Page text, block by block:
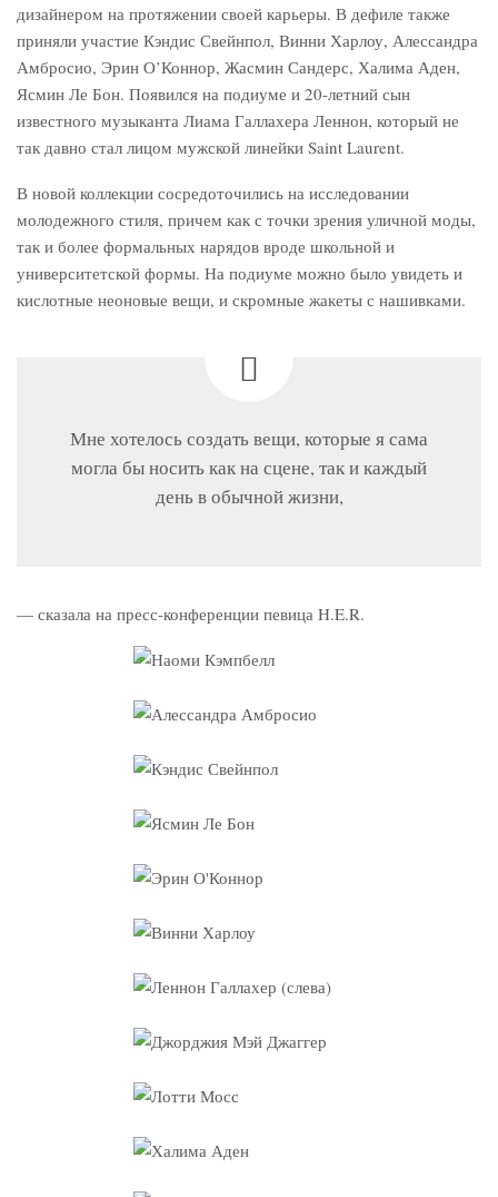
дизайнером на протяжении своей карьеры. В дефиле также
приняли участие Кэндис Свейнпол, Винни Харлоу, Алессандра
Амбросио, Эрин О’Коннор, Жасмин Сандерс, Халима Аден,
Ясмин Ле Бон. Появился на подиуме и 20-летний сын
известного музыканта Лиама Галлахера Леннон, который не
так давно стал лицом мужской линейки Saint Laurent.
В новой коллекции сосредоточились на исследовании
молодежного стиля, причем как с точки зрения уличной моды,
так и более формальных нарядов вроде школьной и
университетской формы. На подиуме можно было увидеть и
кислотные неоновые вещи, и скромные жакеты с нашивками.
Мне хотелось создать вещи, которые я сама
могла бы носить как на сцене, так и каждый
день в обычной жизни,
— сказала на пресс-конференции певица H.E.R.